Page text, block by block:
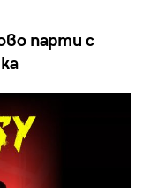
парти с